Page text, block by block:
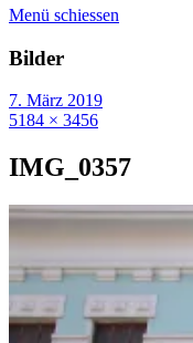
Menü schiessen
Bilder
7. März 2019
5184 × 3456
IMG_0357